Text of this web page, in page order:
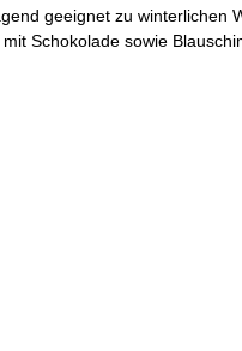
geeignet zu winterlichen
Schokolade sowie